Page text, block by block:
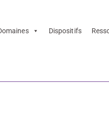
Dispositifs